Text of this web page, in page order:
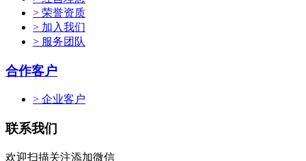
> 荣誉资质
> 加入我们
> 服务团队
合作客户
> 企业客户
联系我们
欢迎扫描关注添加微信